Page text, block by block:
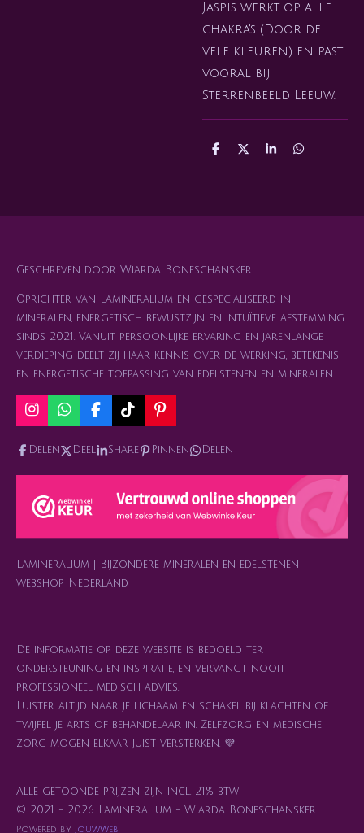
Jaspis werkt op alle
chakra's (Door de
vele kleuren) en past
vooral bij
Sterrenbeeld Leeuw.
D
D
S
D
Geschreven door Wiarda Boneschansker
Oprichter van Lamineralium en gespecialiseerd in
mineralen, energetisch bewustzijn en intuïtieve afstemming
sinds 2021. Vanuit persoonlijke ervaring en jarenlange
verdieping deelt zij haar kennis over de werking, betekenis
en energetische toepassing van edelstenen en mineralen.
I
s
a
r
a
W
a
t
s
p
p
F
c
b
T
k
o
P
n
e
e
s
Delen Deel Share Pinnen Delen
Lamineralium | Bijzondere mineralen en edelstenen
webshop Nederland
De informatie op deze website is bedoeld ter
ondersteuning en inspiratie, en vervangt nooit
professioneel medisch advies.
Luister altijd naar je lichaam en schakel bij klachten of
twijfel je arts of behandelaar in. Zelfzorg en medische
zorg mogen elkaar juist versterken. 💜
Alle getoonde prijzen zijn incl. 21% btw
© 2021 - 2026 Lamineralium - Wiarda Boneschansker
Powered by JouwWeb